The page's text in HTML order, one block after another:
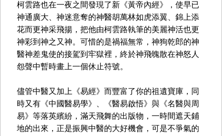
柯雲路也在一夜之間發現了新《黃帝內經》，使早已
神通廣大、神迷意奪的神醫胡萬林如虎添翼、錦上添
花而更神采飛揚，把他由柯雲路執筆的美麗神活也更
神彩到神之又神。可惜的是禍福無常，神狗乾郎的神
醫神差鬼使的接駕到牢獄裡，終於神飛魄散在神怒人
怨聲中暫時畫上一個休止符號。
儘管中醫又加上《易經》而豐富了你的祖遺寶庫，同
時又有《中國醫易學》、《醫易啟悟》與《名醫與周
易》等落英繽紛，滿天飛舞的出版物，一時間遮天鋪
地的出來，正是振興中醫的大好機會，可是不爭氣的